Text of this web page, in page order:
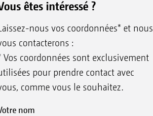
êtes intéressé ?
nous vos coordonnées* et nous
contacterons :
Vos coordonnées sont exclusivement
pour prendre contact avec
comme vous le souhaitez.
nom